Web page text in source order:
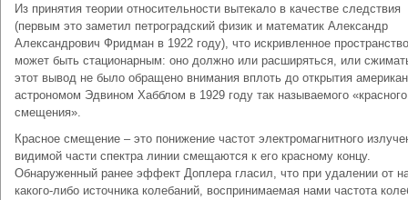
Из принятия теории относительности вытекало в качестве следствия
(первым это заметил петроградский физик и математик Александр
Александрович Фридман в 1922 году), что искривленное
может быть стационарным: оно должно или расширяться, или
этот вывод не было обращено внимания вплоть до открытия
астрономом Эдвином Хабблом в 1929 году так называемого «красного
смещения».
Красное смещение – это понижение частот электромагнитного
видимой части спектра линии смещаются к его красному концу.
Обнаруженный ранее эффект Доплера гласил, что при удалении от
какого-либо источника колебаний, воспринимаемая нами частота